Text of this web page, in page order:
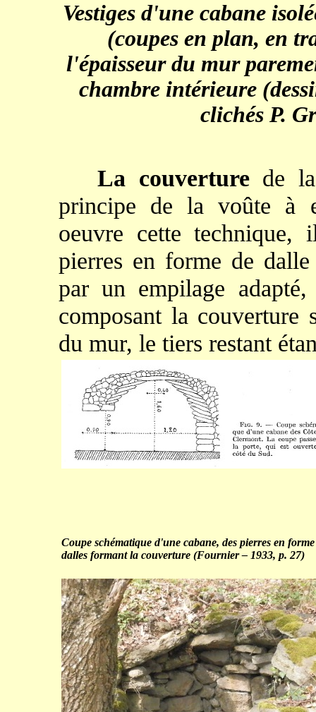
Vestiges d'une cabane
(coupes en plan, en
l'épaisseur du mur
chambre intérieure
clichés P.
La couverturede la
principe de la voûte à
oeuvre cette technique,
pierres en forme de
par un empilage
composant la couverture
du mur, le tiers restant
Coupe schématique d'une cabane, des pierres en forme
dalles formant la couverture (Fournier – 1933, p. 27)